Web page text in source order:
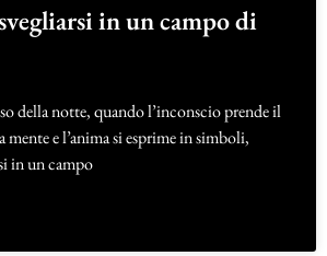
in un campo di
della notte, quando l’inconscio prende il
e l’anima si esprime in simboli,
in un campo